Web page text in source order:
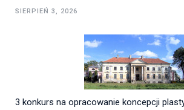
SIERPIEŃ 3, 2026
3 konkurs na opracowanie koncepcji